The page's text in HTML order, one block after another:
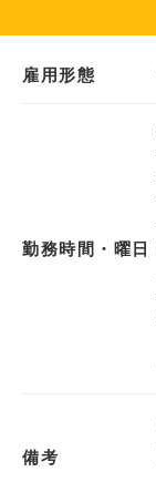
雇用形態
勤務時間・曜日
備考